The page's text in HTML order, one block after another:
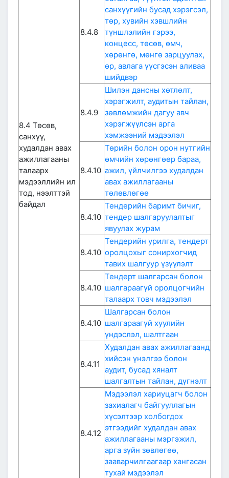
8.4 Төсөв,
санхүү,
худалдан авах
ажиллагааны
талаарх
мэдээллийн ил
тод, нээлттэй
байдал
8.4.8
санхүүгийн бусад хэрэгсэл,
төр, хувийн хэвшлийн
түншлэлийн гэрээ,
концесс, төсөв, өмч,
хөрөнгө, мөнгө зарцуулах,
өр, авлага үүсгэсэн аливаа
шийдвэр
8.4.9
Шилэн дансны хөтлөлт,
хэрэгжилт, аудитын тайлан,
зөвлөмжийн дагуу авч
хэрэгжүүлсэн арга
хэмжээний мэдээлэл
8.4.10
Төрийн болон орон нутгийн
өмчийн хөрөнгөөр бараа,
ажил, үйлчилгээ худалдан
авах ажиллагааны
төлөвлөгөө
8.4.10
Тендерийн баримт бичиг,
тендер шалгаруулалтыг
явуулах журам
8.4.10
Тендерийн урилга, тендерт
оролцохыг сонирхогчид
тавих шалгуур үзүүлэлт
8.4.10
Тендерт шалгарсан болон
шалгараагүй оролцогчийн
талаарх товч мэдээлэл
8.4.10
Шалгарсан болон
шалгараагүй хуулийн
үндэслэл, шалтгаан
8.4.11
Худалдан авах ажиллагаанд
хийсэн үнэлгээ болон
аудит, бусад хяналт
шалгалтын тайлан, дүгнэлт
8.4.12
Мэдээлэл хариуцагч болон
захиалагч байгууллагын
хүсэлтээр холбогдох
этгээдийг худалдан авах
ажиллагааны мэргэжил,
арга зүйн зөвлөгөө,
зааварчилгаагаар хангасан
тухай мэдээлэл